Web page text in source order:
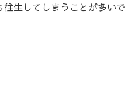
生してしまうことが多いで